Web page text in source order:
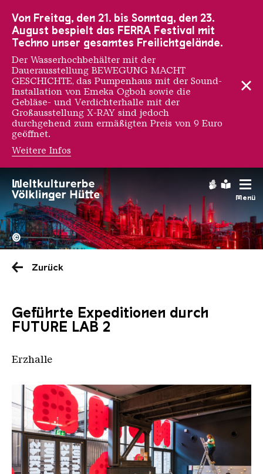
Menü
Hochofengruppe in Rot
Copyright:
©
Zurück
Geführte Expeditionen durch
FUTURE LAB 2
Erzhalle
Von Freitag, den 21. bis Sonntag, den 23.
August bespielt das FERRA Festival mit
Techno unser gesamtes Freilichtgelände.
Der Wasserhochbehälter mit der
Dauerausstellung BEWEGUNG MACHT
GESCHICHTE, das Pumpenhaus mit der Sound-
Installation von Emeka Ogboh sowie die
Gebläse- und Verdichterhalle mit der
Großausstellung X-RAY sind jedoch
durchgehend zum ermäßigten Preis von 9 Euro
geöffnet.
Weitere Infos